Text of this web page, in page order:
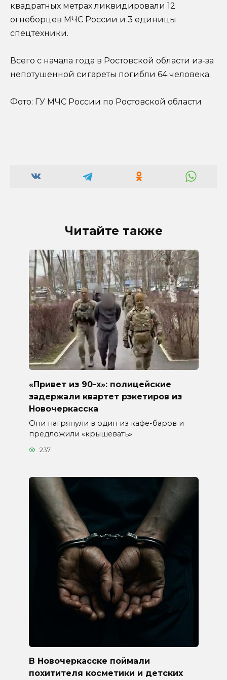
квадратных метрах ликвидировали 12
огнеборцев МЧС России и 3 единицы
спецтехники.
Всего с начала года в Ростовской области из-за
непотушенной сигареты погибли 64 человека.
Фото: ГУ МЧС России по Ростовской области
Читайте также
«Привет из 90-х»: полицейские
задержали квартет рэкетиров из
Новочеркасска
Они нагрянули в один из кафе-баров и
предложили «крышевать»
237
В Новочеркасске поймали
похитителя косметики и детских